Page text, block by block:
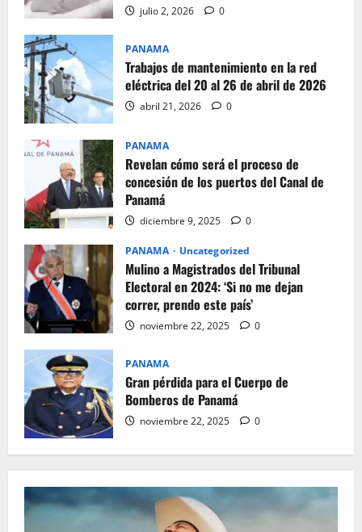
julio 2, 2026 0
PANAMA
Trabajos de mantenimiento en la red
eléctrica del 20 al 26 de abril de 2026
abril 21, 2026 0
PANAMA
Revelan cómo será el proceso de
concesión de los puertos del Canal de
Panamá
diciembre 9, 2025 0
PANAMA Uncategorized
Mulino a Magistrados del Tribunal
Electoral en 2024: ‘Si no me dejan
correr, prendo este país’
noviembre 22, 2025 0
PANAMA
Gran pérdida para el Cuerpo de
Bomberos de Panamá
noviembre 22, 2025 0